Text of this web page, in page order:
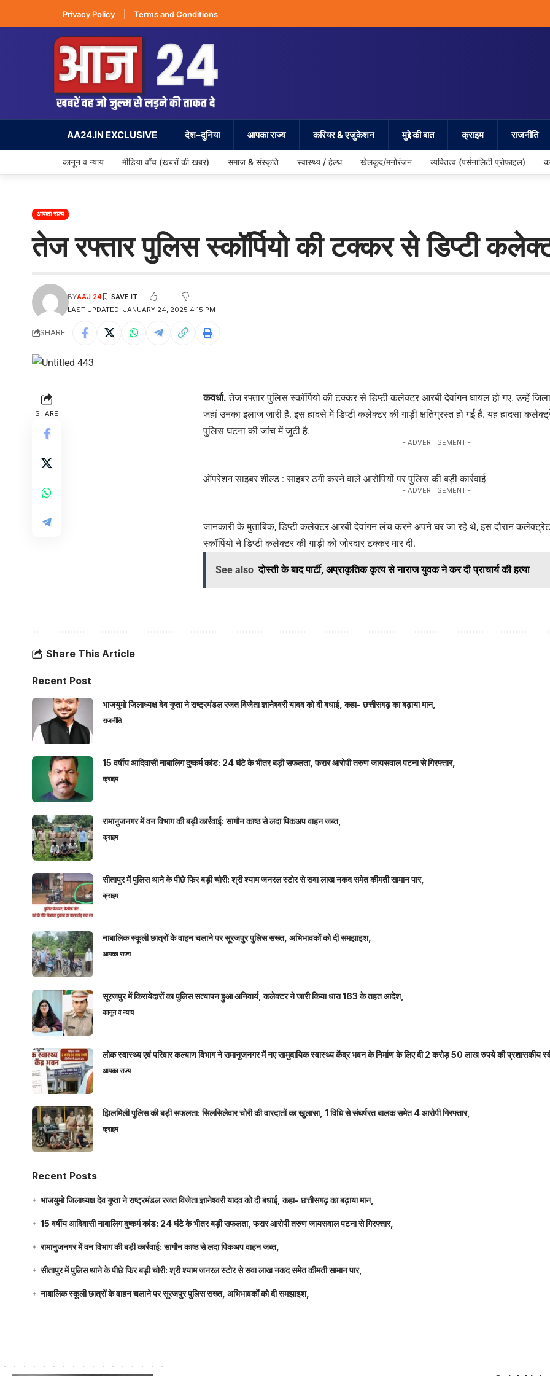
Privacy Policy Terms and Conditions
AA24.IN EXCLUSIVE देश–दुनिया आपका राज्य करियर & एजुकेशन मुद्दे की बात क्राइम राजनीति
कानून व न्याय मीडिया वॉच (खबरों की खबर) समाज & संस्कृति स्वास्थ्य / हेल्थ खेलकूद/मनोरंजन व्यक्तित्व (पर्सनालिटी प्रोफ़ाइल)
आपका राज्य
तेज रफ्तार पुलिस स्कॉर्पियो की टक्कर से डिप्टी
LAST UPDATED: JANUARY 24, 2025 4:15 PM
BYAAJ 24
SHARE
SHARE
कवर्धा. तेज रफ्तार पुलिस स्कॉर्पियो की टक्कर से डिप्टी कलेक्टर आरबी देवांगन घायल हो गए. उन्हें
जहां उनका इलाज जारी है. इस हादसे में डिप्टी कलेक्टर की गाड़ी क्षतिग्रस्त हो गई है. यह हादसा
पुलिस घटना की जांच में जुटी है.
- ADVERTISEMENT -
ऑपरेशन साइबर शील्ड : साइबर ठगी करने वाले आरोपियों पर पुलिस की बड़ी कार्रवाई
- ADVERTISEMENT -
जानकारी के मुताबिक, डिप्टी कलेक्टर आरबी देवांगन लंच करने अपने घर जा रहे थे, इस दौरान
स्कॉर्पियो ने डिप्टी कलेक्टर की गाड़ी को जोरदार टक्कर मार दी.
See also दोस्ती के बाद पार्टी, अप्राकृतिक कृत्य से नाराज युवक ने कर दी प्राचार्य की हत्या
Share This Article
Recent Post
भाजयुमो जिलाध्यक्ष देव गुप्ता ने राष्ट्रमंडल रजत विजेता ज्ञानेश्वरी यादव को दी बधाई, कहा- छत्तीसगढ़ का बढ़ाया मान,
राजनीति
15 वर्षीय आदिवासी नाबालिग दुष्कर्म कांड: 24 घंटे के भीतर बड़ी सफलता, फरार आरोपी तरुण जायसवाल पटना से गिरफ्तार,
क्राइम
रामानुजनगर में वन विभाग की बड़ी कार्रवाई: सागौन काष्ठ से लदा पिकअप वाहन जब्त,
क्राइम
सीतापुर में पुलिस थाने के पीछे फिर बड़ी चोरी: श्री श्याम जनरल स्टोर से सवा लाख नकद समेत कीमती सामान पार,
क्राइम
नाबालिक स्कूली छात्रों के वाहन चलाने पर सूरजपुर पुलिस सख्त, अभिभावकों को दी समझाइश,
आपका राज्य
सूरजपुर में किरायेदारों का पुलिस सत्यापन हुआ अनिवार्य, कलेक्टर ने जारी किया धारा 163 के तहत आदेश,
कानून व न्याय
लोक स्वास्थ्य एवं परिवार कल्याण विभाग ने रामानुजनगर में नए सामुदायिक स्वास्थ्य केंद्र भवन के निर्माण के लिए दी 2 करोड़ 50 लाख रुपये की प्रशासकीय
आपका राज्य
झिलमिली पुलिस की बड़ी सफलता: सिलसिलेवार चोरी की वारदातों का खुलासा, 1 विधि से संघर्षरत बालक समेत 4 आरोपी गिरफ्तार,
क्राइम
Recent Posts
भाजयुमो जिलाध्यक्ष देव गुप्ता ने राष्ट्रमंडल रजत विजेता ज्ञानेश्वरी यादव को दी बधाई, कहा- छत्तीसगढ़ का बढ़ाया मान,
15 वर्षीय आदिवासी नाबालिग दुष्कर्म कांड: 24 घंटे के भीतर बड़ी सफलता, फरार आरोपी तरुण जायसवाल पटना से गिरफ्तार,
रामानुजनगर में वन विभाग की बड़ी कार्रवाई: सागौन काष्ठ से लदा पिकअप वाहन जब्त,
सीतापुर में पुलिस थाने के पीछे फिर बड़ी चोरी: श्री श्याम जनरल स्टोर से सवा लाख नकद समेत कीमती सामान पार,
नाबालिक स्कूली छात्रों के वाहन चलाने पर सूरजपुर पुलिस सख्त, अभिभावकों को दी समझाइश,